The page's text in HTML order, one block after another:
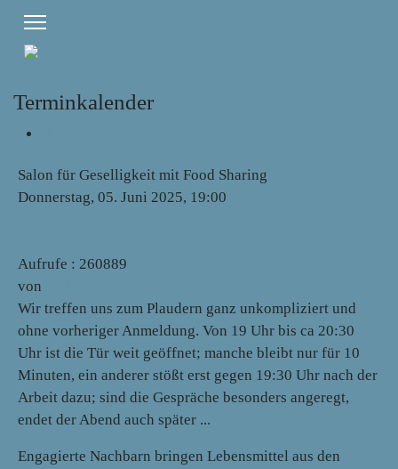
Terminkalender
Salon für Geselligkeit mit Food Sharing
Donnerstag, 05. Juni 2025, 19:00
Aufrufe : 260889
von
Wir treffen uns zum Plaudern ganz unkompliziert und
ohne vorheriger Anmeldung. Von 19 Uhr bis ca 20:30
Uhr ist die Tür weit geöffnet; manche bleibt nur für 10
Minuten, ein anderer stößt erst gegen 19:30 Uhr nach der
Arbeit dazu; sind die Gespräche besonders angeregt,
endet der Abend auch später ...
Engagierte Nachbarn bringen Lebensmittel aus den